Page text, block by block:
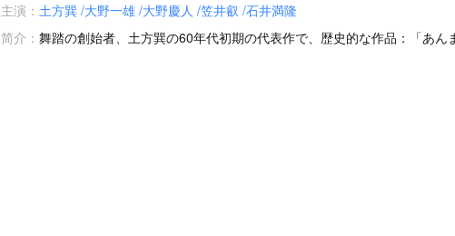
主演： 土方巽 /大野一雄 /大野慶人 /笠井叡 /石井満隆
简介： 舞踏の創始者、土方巽の60年代初期の代表作で、歴史的な作品：「あん